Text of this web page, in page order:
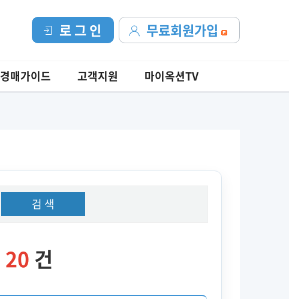
무료회원가입
로 그 인
경매가이드 고객지원 마이옥션TV
검 색
20 건